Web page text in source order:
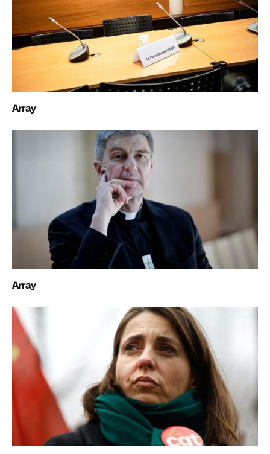
Array
Array